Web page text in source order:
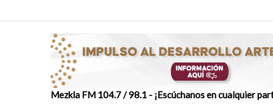
Mezkla FM 104.7 / 98.1 - ¡Escúchanos en cualquier